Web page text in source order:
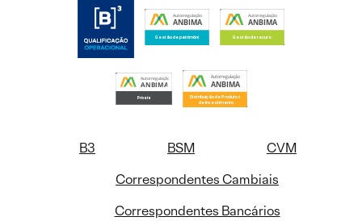
B3 BSM
CVM
Correspondentes Cambiais
Correspondentes Bancários